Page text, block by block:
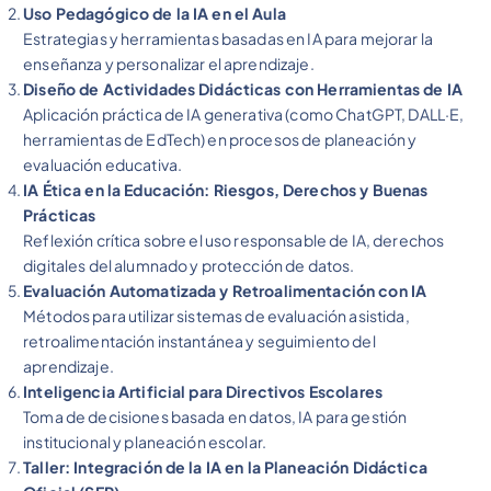
Uso Pedagógico de la IA en el Aula
Estrategias y herramientas basadas en IA para mejorar la
enseñanza y personalizar el aprendizaje.
Diseño de Actividades Didácticas con Herramientas de IA
Aplicación práctica de IA generativa (como ChatGPT, DALL·E,
herramientas de EdTech) en procesos de planeación y
evaluación educativa.
IA Ética en la Educación: Riesgos, Derechos y Buenas
Prácticas
Reflexión crítica sobre el uso responsable de IA, derechos
digitales del alumnado y protección de datos.
Evaluación Automatizada y Retroalimentación con IA
Métodos para utilizar sistemas de evaluación asistida,
retroalimentación instantánea y seguimiento del
aprendizaje.
Inteligencia Artificial para Directivos Escolares
Toma de decisiones basada en datos, IA para gestión
institucional y planeación escolar.
Taller: Integración de la IA en la Planeación Didáctica